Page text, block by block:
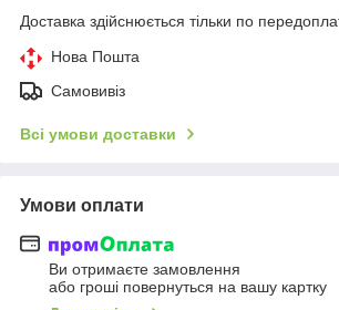
Доставка здійснюється тільки по
Нова Пошта
Самовивіз
Всі умови доставки
Умови оплати
Ви отримаєте замовлення
або гроші повернуться на вашу картку